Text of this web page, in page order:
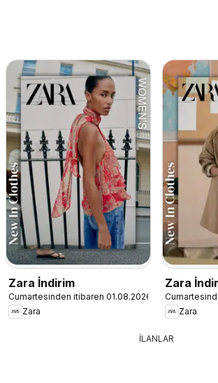
Zara İndirim
Cumartesinden itibaren 01.08.2026
Zara
Zara
Zara
İLANLAR